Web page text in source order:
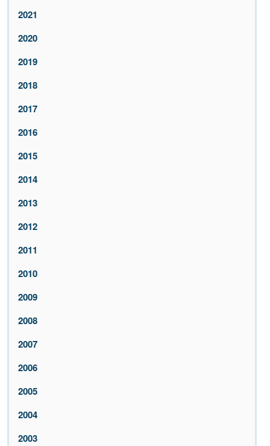
2021
2020
2019
2018
2017
2016
2015
2014
2013
2012
2011
2010
2009
2008
2007
2006
2005
2004
2003